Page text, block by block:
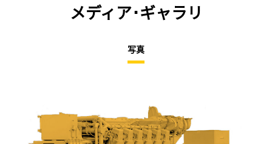
メディア･ギャラリ
写真